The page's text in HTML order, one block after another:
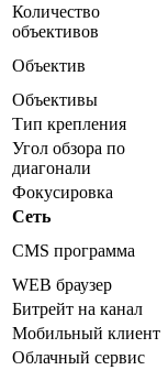
Количество
объективов
Объектив
Объективы
Тип крепления
Угол обзора по
диагонали
Фокусировка
Сеть
CMS программа
WEB браузер
Битрейт на канал
Мобильный клиент
Облачный сервис